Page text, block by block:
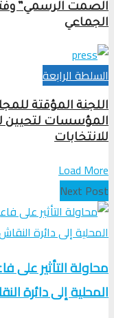
الصمت الرسمي”
الجماعي
السلطة الرابعة
اللجنة المؤقتة
المؤسسات لتحيين
للانتخابات
Load More
Next Post
محاولة التأثير على
المحلية إلى دائرة